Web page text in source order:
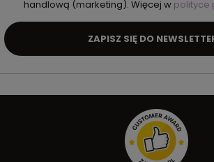
handlową (marketing). Więcej w polityce
ZAPISZ SIĘ DO